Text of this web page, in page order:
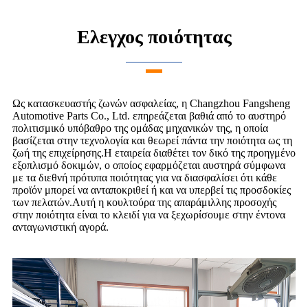
Ελεγχος ποιότητας
Ως κατασκευαστής ζωνών ασφαλείας, η Changzhou Fangsheng
Automotive Parts Co., Ltd. επηρεάζεται βαθιά από το αυστηρό
πολιτισμικό υπόβαθρο της ομάδας μηχανικών της, η οποία
βασίζεται στην τεχνολογία και θεωρεί πάντα την ποιότητα ως τη
ζωή της επιχείρησης.Η εταιρεία διαθέτει τον δικό της προηγμένο
εξοπλισμό δοκιμών, ο οποίος εφαρμόζεται αυστηρά σύμφωνα
με τα διεθνή πρότυπα ποιότητας για να διασφαλίσει ότι κάθε
προϊόν μπορεί να ανταποκριθεί ή και να υπερβεί τις προσδοκίες
των πελατών.Αυτή η κουλτούρα της απαράμιλλης προσοχής
στην ποιότητα είναι το κλειδί για να ξεχωρίσουμε στην έντονα
ανταγωνιστική αγορά.